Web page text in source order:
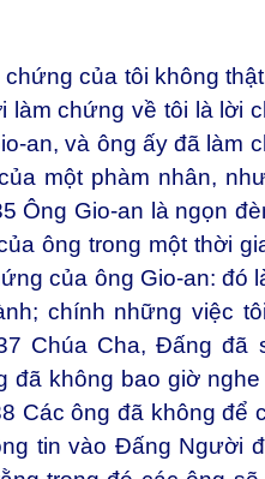
của tôi không
làm chứng về tôi là lời
an, và ông ấy đã làm
một phàm nhân,
Ông Gio-an là ngọn
ông trong một thời
của ông Gio-an: đó
chính những việc
Chúa Cha, Đấng đã
đã không bao giờ
Các ông đã không để
tin vào Đấng Người